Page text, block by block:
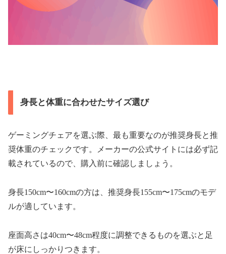
身長と体重に合わせたサイズ選び
ゲーミングチェアを選ぶ際、最も重要なのが推奨身長と推
奨体重のチェックです。メーカーの公式サイトには必ず記
載されているので、購入前に確認しましょう。
身長150cm〜160cmの方は、推奨身長155cm〜175cmのモデ
ルが適しています。
座面高さは40cm〜48cm程度に調整できるものを選ぶと足
が床にしっかりつきます。